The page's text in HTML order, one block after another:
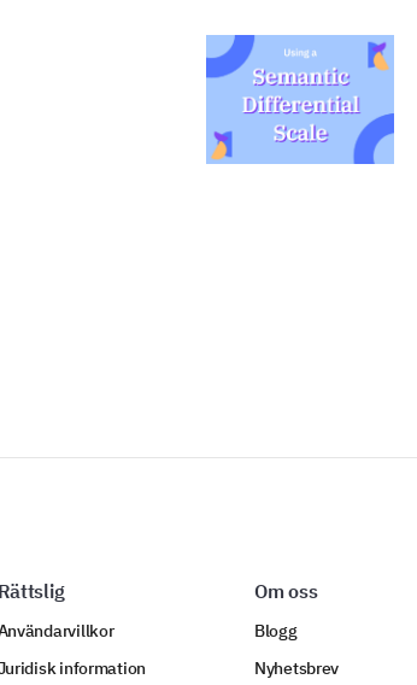
Rättslig
information
Om oss
Blogg
Nyhetsbrev